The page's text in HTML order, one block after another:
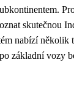
skutečnou
nabízí několik
základní vozy